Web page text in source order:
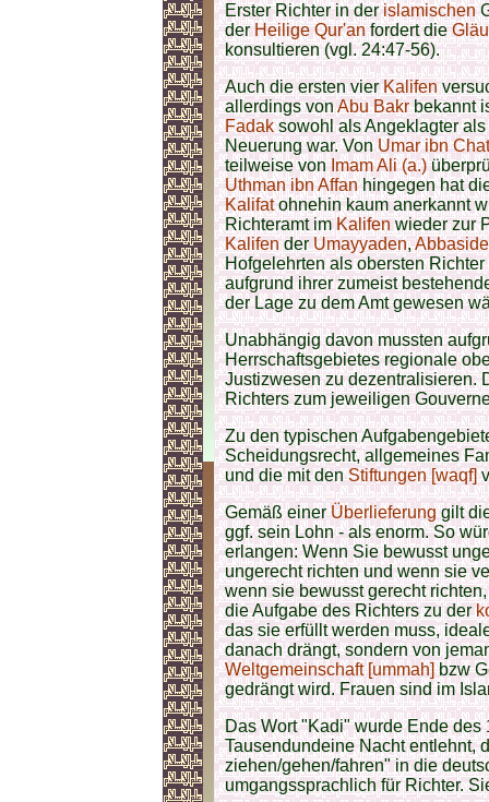
Erster Richter in derislamischen
derHeilige Qur'anfordert die
konsultieren (vgl. 24:47-56).
Auch die ersten vierKalifen
allerdings vonAbu Bakrbekannt
Fadaksowohl als Angeklagter
Neuerung war. VonUmar ibn
teilweise vonImam Ali (a.)
Uthman ibn Affanhingegen hat
Kalifatohnehin kaum anerkannt
Richteramt imKalifenwieder zur
Kalifender Umayyaden,
Hofgelehrten als obersten
aufgrund ihrer zumeist
der Lage zu dem Amt gewesen
Unabhängig davon mussten
Herrschaftsgebietes regionale
Justizwesen zu dezentralisieren.
Richters zum jeweiligen
Zu den typischen
Scheidungsrecht, allgemeines
und die mit denStiftungen [waqf]
Gemäß einerÜberlieferunggilt
ggf. sein Lohn - als enorm. So
erlangen: Wenn Sie bewusst
ungerecht richten und wenn sie
wenn sie bewusst gerecht
die Aufgabe des Richters zu der
das sie erfüllt werden muss,
danach drängt, sondern von
Weltgemeinschaft [ummah]bzw
gedrängt wird. Frauen sind im
Das Wort "Kadi" wurde Ende des
Tausendundeine Nacht entlehnt,
ziehen/gehen/fahren" in die
umgangssprachlich für Richter.